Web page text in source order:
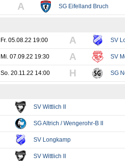
A SG Eifelland Bruch
Fr. 05.08.22 19:00 A SV
Mi. 07.09.22 19:30 A SV
So. 20.11.22 14:00 H SG
SV Wittlich II
SG Altrich / Wengerohr-B II
SV Longkamp
SV Wittlich II